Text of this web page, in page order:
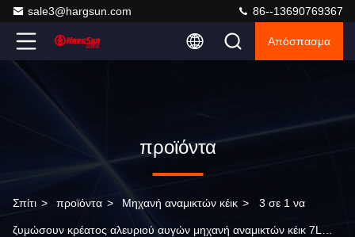
sale3@hargsun.com 86--13690769367
Απόσπασμα
προϊόντα
Σπίτι > προϊόντα > Μηχανή αναμικτών κέικ > 3 σε 1 να
ζυμώσουν κρέατος αλευριού αυγών μηχανή αναμικτών κέικ 7L